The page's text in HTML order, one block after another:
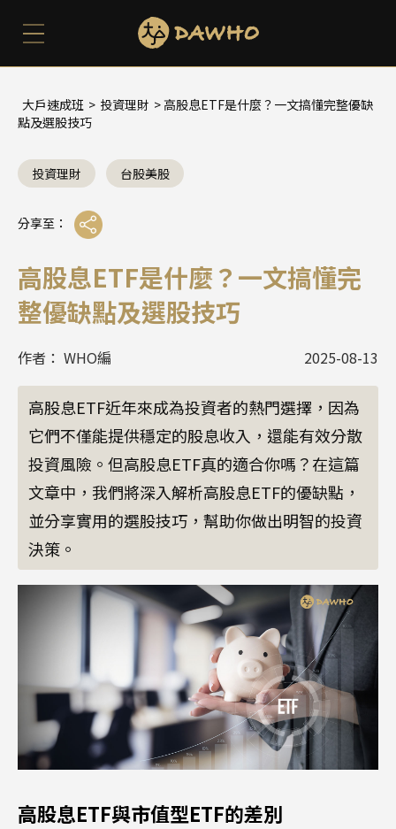
大戶速成班 > 投資理財 > 高股息ETF是什麼？一文搞懂完整優缺
點及選股技巧
投資理財 台股美股
分享至：
高股息ETF是什麼？一文搞懂完
整優缺點及選股技巧
作者： WHO編 2025-08-13
高股息ETF近年來成為投資者的熱門選擇，因為
它們不僅能提供穩定的股息收入，還能有效分散
投資風險。但高股息ETF真的適合你嗎？在這篇
文章中，我們將深入解析高股息ETF的優缺點，
並分享實用的選股技巧，幫助你做出明智的投資
決策。
高股息ETF與市值型ETF的差別